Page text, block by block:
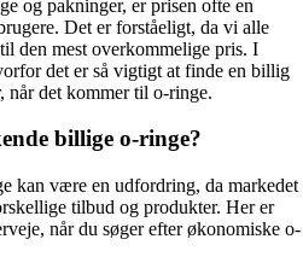
og pakninger, er prisen ofte en
Det er forståeligt, da vi alle
den mest overkommelige pris. I
det er så vigtigt at finde en billig
når det kommer til o-ringe.
billige o-ringe?
kan være en udfordring, da markedet
tilbud og produkter. Her er
når du søger efter økonomiske o-